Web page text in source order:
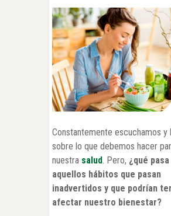
Constantemente escuchamos y
sobre lo que debemos hacer
nuestra salud. Pero, ¿qué
aquellos hábitos que pasan
inadvertidos y que podrían
afectar nuestro bienestar?